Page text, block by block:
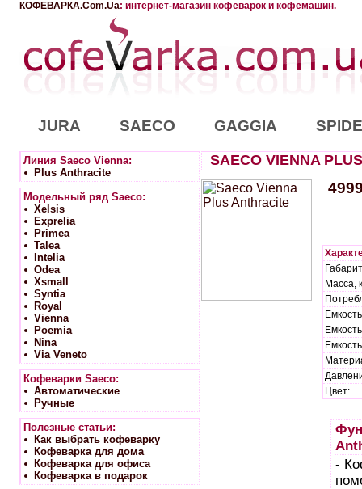
КОФЕВАРКА.Com.Ua: интернет-магазин кофеварок и кофемашин.
JURA SAECO GAGGIA
Линия Saeco Vienna:
Plus Anthracite
Модельный ряд Saeco:
Xelsis
Exprelia
Primea
Talea
Intelia
Odea
Xsmall
Syntia
Royal
Vienna
Poemia
Nina
Via Veneto
Кофеварки Saeco:
Автоматические
Ручные
Полезные статьи:
Как выбрать кофеварку
Кофеварка для дома
Кофеварка для офиса
Кофеварка в подарок
SAECO VIENNA
Масса,
Цвет:
-